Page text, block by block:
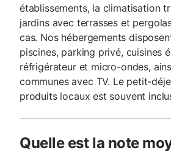
établissements, la climatisation
jardins avec terrasses et
cas. Nos hébergements
piscines, parking privé, cuisines
réfrigérateur et micro-ondes,
communes avec TV. Le petit-
produits locaux est souvent
Quelle est la note